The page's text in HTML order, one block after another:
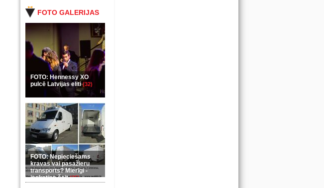
FOTO GALERIJAS
FOTO: Hennessy XO
pulcē Latvijas eliti(32)
FOTO: Nepieciešams
kravas vai pasažieru
transports? Mierīgi -
ieskaties šeit(35)